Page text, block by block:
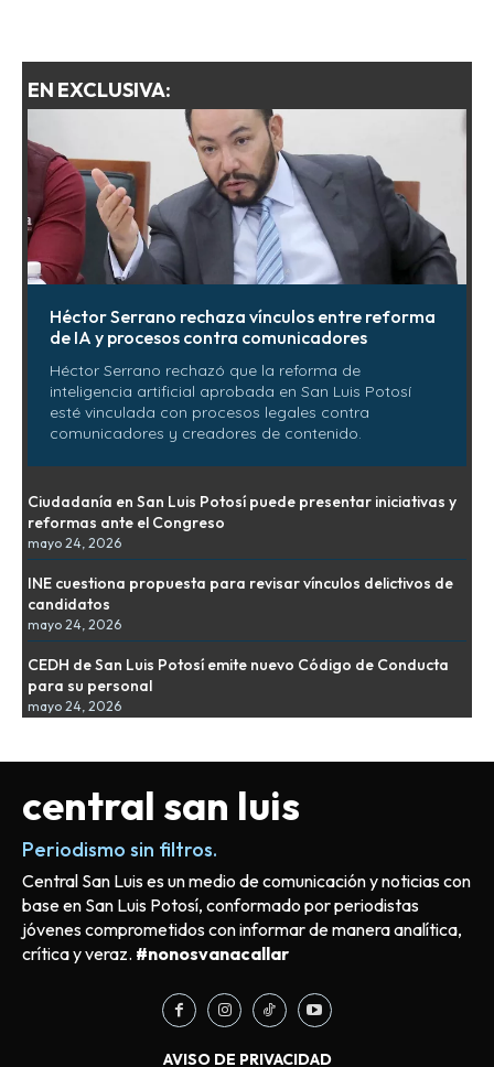
EN EXCLUSIVA:
Héctor Serrano rechaza vínculos entre reforma
de IA y procesos contra comunicadores
Héctor Serrano rechazó que la reforma de
inteligencia artificial aprobada en San Luis Potosí
esté vinculada con procesos legales contra
comunicadores y creadores de contenido.
Ciudadanía en San Luis Potosí puede presentar iniciativas y
reformas ante el Congreso
mayo 24, 2026
INE cuestiona propuesta para revisar vínculos delictivos de
candidatos
mayo 24, 2026
CEDH de San Luis Potosí emite nuevo Código de Conducta
para su personal
mayo 24, 2026
central san luis
Periodismo sin filtros.
Central San Luis es un medio de comunicación y noticias con
base en San Luis Potosí, conformado por periodistas
jóvenes comprometidos con informar de manera analítica,
crítica y veraz. #nonosvanacallar
AVISO DE PRIVACIDAD